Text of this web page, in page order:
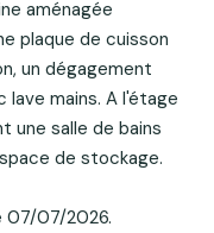
aménagée
plaque de cuisson
un dégagement
lave mains. A l'étage
une salle de bains
de stockage.
07/07/2026.